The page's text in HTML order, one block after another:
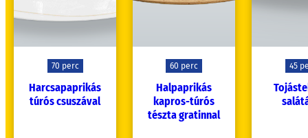
70 perc
Harcsapaprikás
túrós csuszával
60 perc
Halpaprikás
kapros-túrós
tészta gratinnal
45